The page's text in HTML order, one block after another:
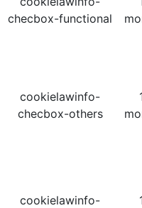
checbox-functional
cookielawinfo-
checbox-others
cookielawinfo-